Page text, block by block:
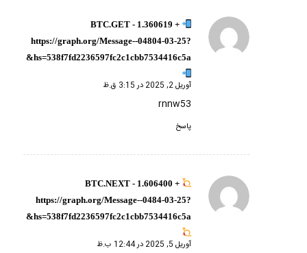
+ 1.360619 BTC.GET -
https://graph.org/Message--04804-03-25?
hs=538f7fd2236597fc2c1cbb7534416c5a&
گفته:
آوریل 2, 2025 در 3:15 ق.ظ
rnnw53
پاسخ
+ 1.606400 BTC.NEXT -
https://graph.org/Message--0484-03-25?
hs=538f7fd2236597fc2c1cbb7534416c5a&
گفته:
آوریل 5, 2025 در 12:44 ب.ظ